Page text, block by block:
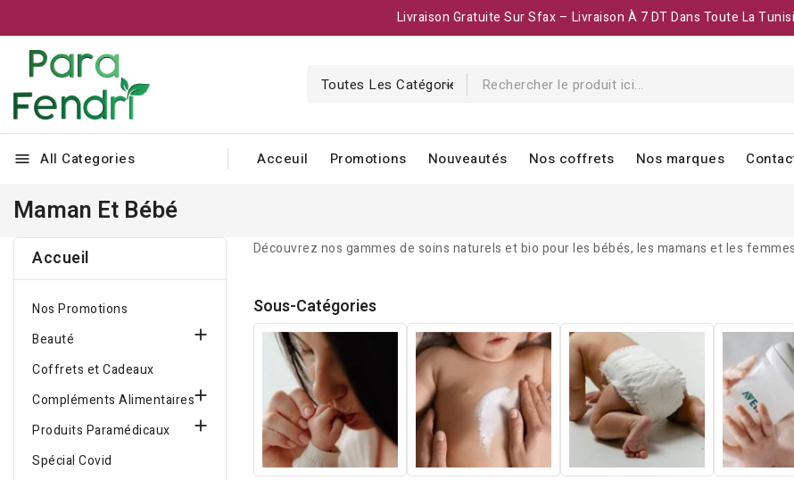
Livraison Gratuite Sur Sfax – Livraison À 7 DT Dans Toute La
menu All Categories Acceuil Promotions Nouveautés Nos coffrets Nos marques
Maman Et Bébé
Accueil
Nos Promotions
Beauté

Coffrets et Cadeaux
Compléments Alimentaires
Produits Paramédicaux 
Spécial Covid
Découvrez nos gammes de soins naturels et bio pour les bébés, les mamans et les
Sous-Catégories